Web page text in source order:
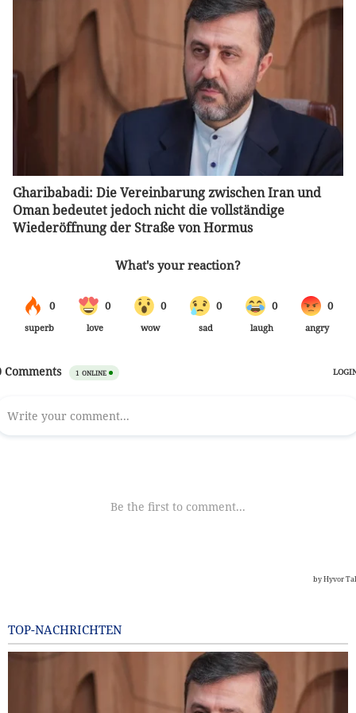
Gharibabadi: Die Vereinbarung zwischen Iran und
Oman bedeutet jedoch nicht die vollständige
Wiederöffnung der Straße von Hormus
TOP-NACHRICHTEN